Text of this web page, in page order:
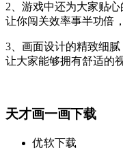
2、游戏中还为大家贴
让你闯关效率事半功倍
3、画面设计的精致细
让大家能够拥有舒适的
天才画一画下载
优软下载